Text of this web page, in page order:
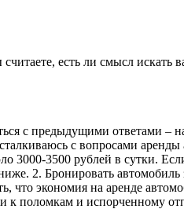
есть ли смысл
с предыдущими ответами –
с вопросами
3000-3500 рублей в сутки.
2. Бронировать
что экономия на аренде
к поломкам и испорченному